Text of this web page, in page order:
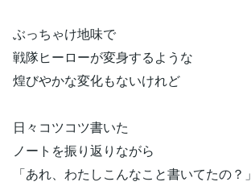
ぶっちゃけ地味で
戦隊ヒーローが変身するような
煌びやかな変化もないけれど
日々コツコツ書いた
ノートを振り返りながら
「あれ、わたしこんなこと書いてたの？」